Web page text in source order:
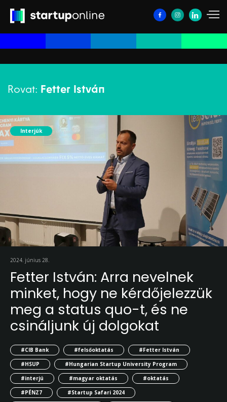
Rovat: Fetter István
Interjúk
2024. június 28.
Fetter István: Arra nevelnek
minket, hogy ne kérdőjelezzük
meg a status quo-t, és ne
csináljunk új dolgokat
#CIB Bank #felsőoktatás
#Fetter István
#HSUP
#Hungarian Startup University Program
#interjú
#magyar oktatás
#oktatás
#PÉNZ7
#Startup Safari 2024